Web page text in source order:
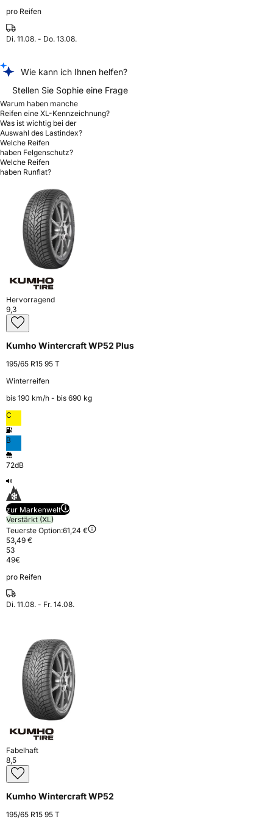
pro Reifen
Di. 11.08. - Do. 13.08.
Wie kann ich Ihnen helfen?
Stellen Sie Sophie eine Frage
Warum haben manche
Reifen eine XL-Kennzeichnung?
Was ist wichtig bei der
Auswahl des Lastindex?
Welche Reifen
haben Felgenschutz?
Welche Reifen
haben Runflat?
Hervorragend
9,3
Kumho Wintercraft WP52 Plus
195/65 R15 95 T
Winterreifen
bis 190 km⁠/⁠h - bis 690 kg
C
B
72dB
zur Markenwelt
Verstärkt (XL)
Teuerste Option:61,24 €
53,49 €
53
49€
pro Reifen
Di. 11.08. - Fr. 14.08.
Fabelhaft
8,5
Kumho Wintercraft WP52
195/65 R15 95 T